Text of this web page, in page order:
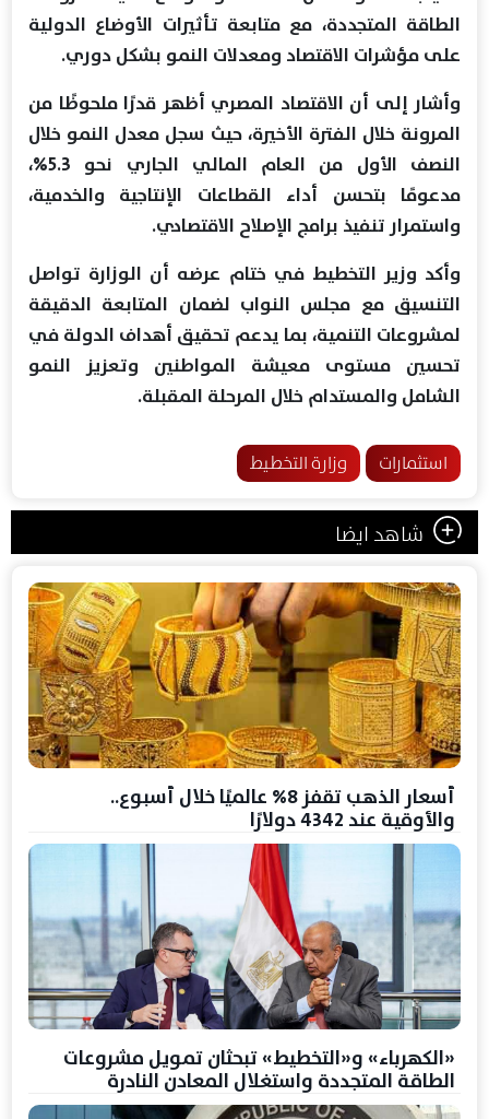
الطاقة المتجددة، مع متابعة تأثيرات الأوضاع الدولية
على مؤشرات الاقتصاد ومعدلات النمو بشكل دوري.
وأشار إلى أن الاقتصاد المصري أظهر قدرًا ملحوظًا من
المرونة خلال الفترة الأخيرة، حيث سجل معدل النمو خلال
النصف الأول من العام المالي الجاري نحو 5.3%،
مدعومًا بتحسن أداء القطاعات الإنتاجية والخدمية،
واستمرار تنفيذ برامج الإصلاح الاقتصادي.
وأكد وزير التخطيط في ختام عرضه أن الوزارة تواصل
التنسيق مع مجلس النواب لضمان المتابعة الدقيقة
لمشروعات التنمية، بما يدعم تحقيق أهداف الدولة في
تحسين مستوى معيشة المواطنين وتعزيز النمو
الشامل والمستدام خلال المرحلة المقبلة.
استثمارات وزارة التخطيط
شاهد ايضا
أسعار الذهب تقفز 8% عالميًا خلال أسبوع..
والأوقية عند 4342 دولارًا
«الكهرباء» و«التخطيط» تبحثان تمويل مشروعات
الطاقة المتجددة واستغلال المعادن النادرة